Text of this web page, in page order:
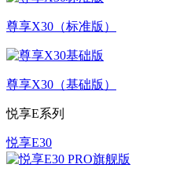
尊享X30（标准版）
尊享X30（基础版）
悦享E系列
悦享E30